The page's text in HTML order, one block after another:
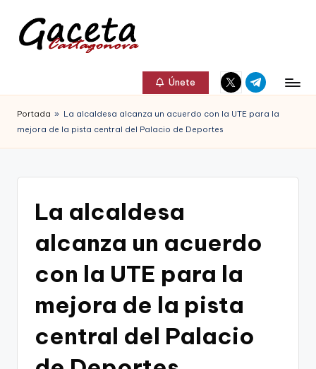
Saltar
c
e
a
Cartagonova,
La
informa
Cartagena,
Únete
Elemento
del
Elemento
del
Portada » La alcaldesa alcanza un acuerdo con la UTE para la
mejora de la pista central del Palacio de Deportes
La alcaldesa
alcanza un acuerdo
con la UTE para la
mejora de la pista
central del Palacio